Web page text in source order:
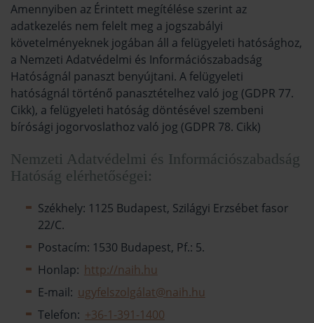
Amennyiben az Érintett megítélése szerint az
adatkezelés nem felelt meg a jogszabályi
követelményeknek jogában áll a felügyeleti hatósághoz,
a Nemzeti Adatvédelmi és Információszabadság
Hatóságnál panaszt benyújtani. A felügyeleti
hatóságnál történő panasztételhez való jog (GDPR 77.
Cikk), a felügyeleti hatóság döntésével szembeni
bírósági jogorvoslathoz való jog (GDPR 78. Cikk)
Nemzeti Adatvédelmi és Információszabadság
Hatóság elérhetőségei:
Székhely: 1125 Budapest, Szilágyi Erzsébet fasor
22/C.
Postacím: 1530 Budapest, Pf.: 5.
Honlap: http://naih.hu
E-mail: ugyfelszolgálat@naih.hu
Telefon: +36-1-391-1400